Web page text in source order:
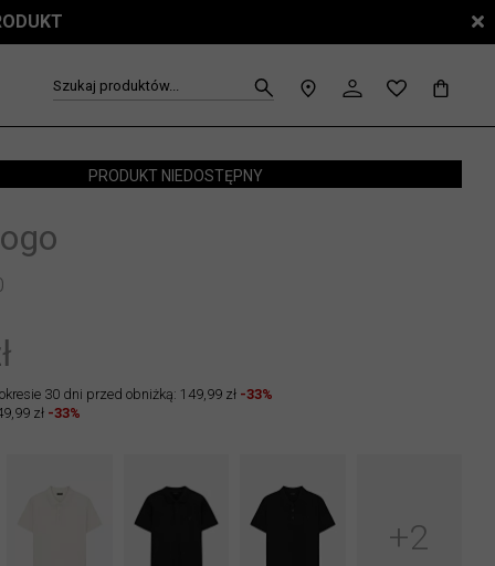
Szukaj produktów...
PRODUKT NIEDOSTĘPNY
30 dni przed obniżką: 149,99 zł -33%
zł -33%
+2